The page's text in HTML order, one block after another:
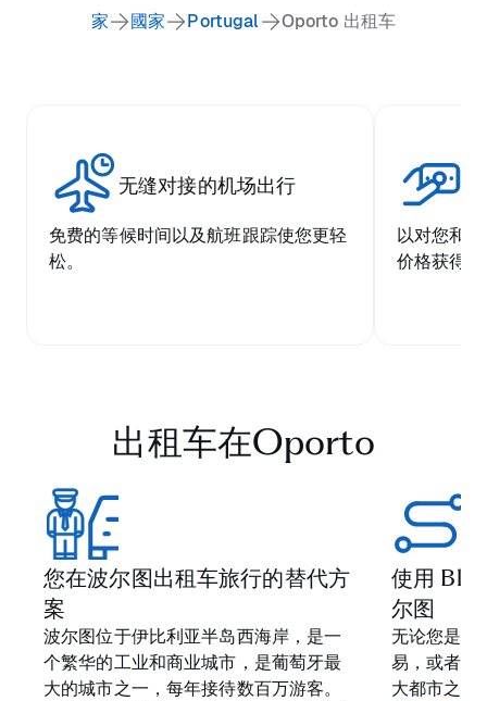
家 國家 Portugal Oporto 出租车
无缝对接的机场出行
免费的等候时间以及航班跟踪使您更轻
松。
以对您和
价格获得
出租车在Oporto
您在波尔图出租车旅行的替代方
案
波尔图位于伊比利亚半岛西海岸，是一
个繁华的工业和商业城市，是葡萄牙最
大的城市之一，每年接待数百万游客。
使用
尔图
无论您是在
易，或者只
大都市之一